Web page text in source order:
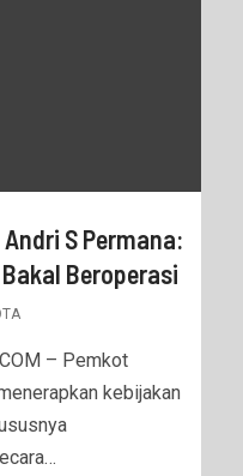
S Permana:
Beroperasi
– Pemkot
kebijakan